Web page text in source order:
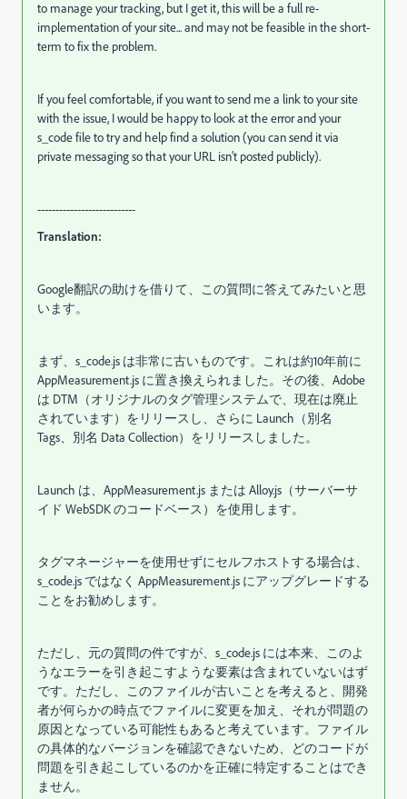
to manage your tracking, but I get it, this will be a full re-
implementation of your site... and may not be feasible in the short-
term to fix the problem.
If you feel comfortable, if you want to send me a link to your site
with the issue, I would be happy to look at the error and your
s_code file to try and help find a solution (you can send it via
private messaging so that your URL isn't posted publicly).
---------------------------
Translation:
Google翻訳の助けを借りて、この質問に答えてみたいと思
います。
まず、s_code.js は非常に古いものです。これは約10年前に
AppMeasurement.js に置き換えられました。その後、Adobe
は DTM（オリジナルのタグ管理システムで、現在は廃止
されています）をリリースし、さらに Launch（別名
Tags、別名 Data Collection）をリリースしました。
Launch は、AppMeasurement.js または Alloy.js（サーバーサ
イド WebSDK のコードベース）を使用します。
タグマネージャーを使用せずにセルフホストする場合は、
s_code.js ではなく AppMeasurement.js にアップグレードする
ことをお勧めします。
ただし、元の質問の件ですが、s_code.js には本来、このよ
うなエラーを引き起こすような要素は含まれていないはず
です。ただし、このファイルが古いことを考えると、開発
者が何らかの時点でファイルに変更を加え、それが問題の
原因となっている可能性もあると考えています。ファイル
の具体的なバージョンを確認できないため、どのコードが
問題を引き起こしているのかを正確に特定することはでき
ません。